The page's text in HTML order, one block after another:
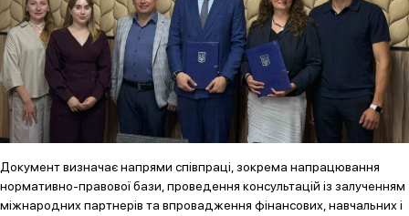
Документ визначає напрями співпраці, зокрема напрацювання
нормативно-правової бази, проведення консультацій із залученням
міжнародних партнерів та впровадження фінансових, навчальних і